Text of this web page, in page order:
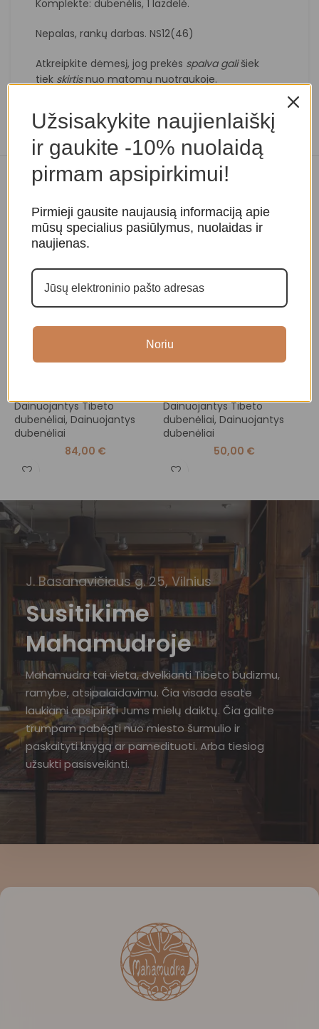
Komplekte: dubenėlis, 1 lazdelė.
Nepalas, rankų darbas. NS12(46)
Atkreipkite dėmesį, jog prekės spalva gališiek
tiek skirtisnuo matomų nuotraukoje.
Panašios prekės
Tibeto dainuojantis
Dainuojantys Tibeto
dubenėliai, Dainuojantys
dubenėliai
84,00 €
Tibeto dainuojantis
Dainuojantys Tibeto
dubenėliai, Dainuojantys
dubenėliai
50,00 €
J. Basanavičiaus g. 25, Vilnius
Susitikime
Mahamudroje
Mahamudra tai vieta, dvelkianti Tibeto budizmu,
ramybe, atsipalaidavimu. Čia visada esate
laukiami apsipirkti Jums mielų daiktų. Čia galite
trumpam pabėgti nuo miesto šurmulio ir
paskaityti knygą ar pamedituoti. Arba tiesiog
užsukti pasisveikinti.
Užsisakykite naujienlaiškį
ir gaukite -10% nuolaidą
pirmam apsipirkimui!
Pirmieji gausite naujausią informaciją apie
mūsų specialius pasiūlymus, nuolaidas ir
naujienas.
Noriu